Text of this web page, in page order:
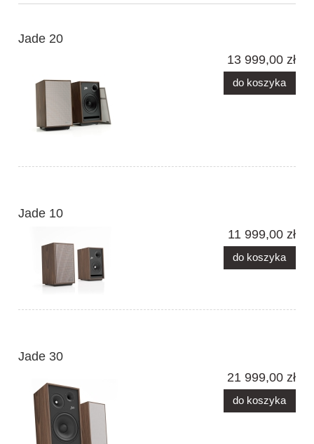
Jade 20
13 999,00 zł
do koszyka
Jade 10
11 999,00 zł
do koszyka
Jade 30
21 999,00 zł
do koszyka